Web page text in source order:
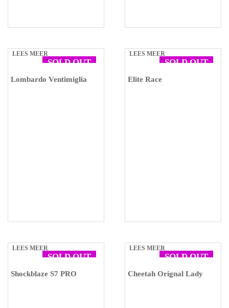
LEES MEER
SOLD OUT
Lombardo Ventimiglia
LEES MEER
SOLD OUT
Elite Race
LEES MEER
SOLD OUT
Shockblaze S7 PRO
LEES MEER
SOLD OUT
Cheetah Orignal Lady